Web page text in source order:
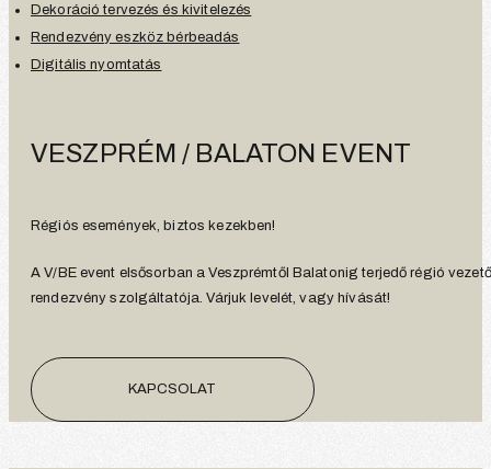
Dekoráció tervezés és kivitelezés
Rendezvény eszköz bérbeadás
Digitális nyomtatás
VESZPRÉM / BALATON EVENT
Régiós események, biztos kezekben!
A V/BE event elsősorban a Veszprémtől Balatonig terjedő régió vezető
rendezvény szolgáltatója. Várjuk levelét, vagy hívását!
KAPCSOLAT